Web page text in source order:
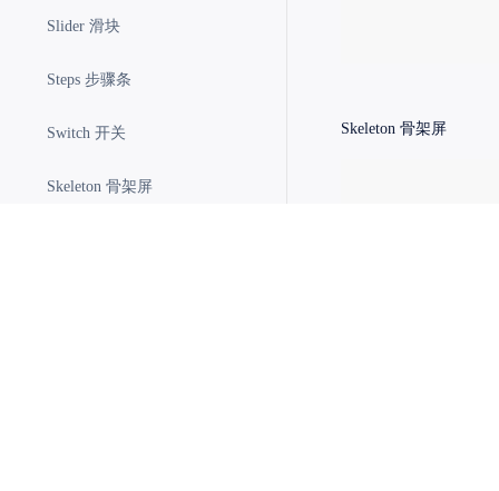
Slider 滑块
Steps 步骤条
Switch 开关
Skeleton 骨架屏
Skeleton 骨架屏